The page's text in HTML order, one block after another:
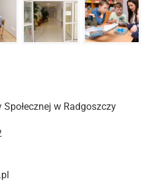
w Radgoszczy